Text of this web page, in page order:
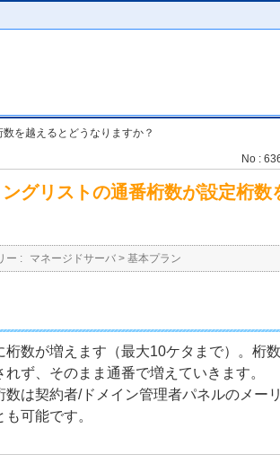
を越えるとどうなりますか？
No :
ングリストの通番桁数が設定桁
ー : マネージドサーバ > 基本プラン
桁数が増えます（最大10ケタまで）。桁
れず、そのまま通番で増えていきます。
数は契約者/ドメイン管理者パネルのメー
可能です。